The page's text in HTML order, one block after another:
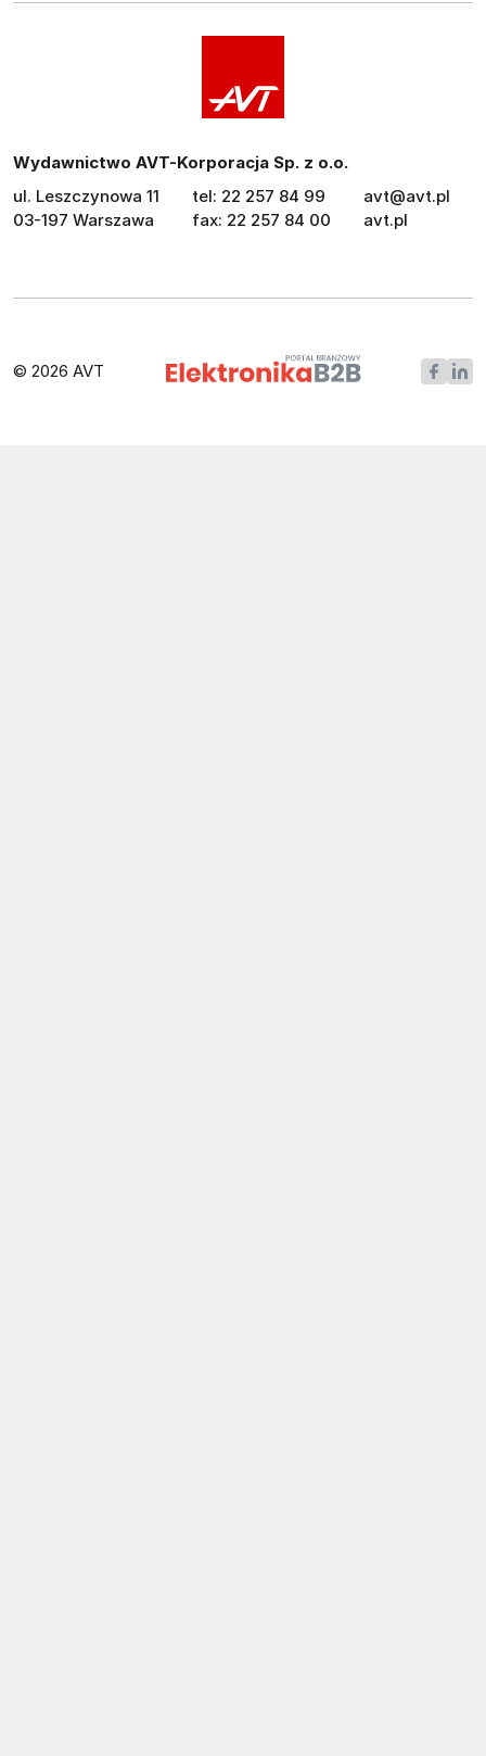
Wydawnictwo AVT-Korporacja Sp. z o.o.
ul. Leszczynowa 11
03-197 Warszawa
tel: 22 257 84 99
fax: 22 257 84 00
avt@avt.pl
avt.pl
© 2026 AVT